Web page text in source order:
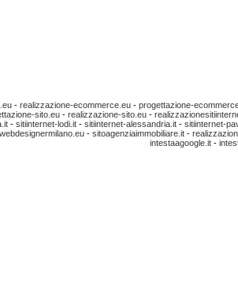
- realizzazione-ecommerce.eu - progettazione-
sito.eu- realizzazione-sito.eu-
- sitiinternet-lodi.it - sitiinternet-alessandria.it - sitiinternet-
webdesignermilano.eu - sitoagenziaimmobiliare.it -
intestaagoogle.it -